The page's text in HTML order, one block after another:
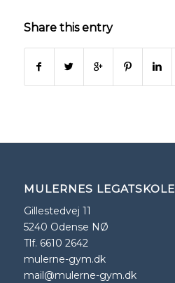
Share this entry
MULERNES LEGATSKOLE
Gillestedvej 11
5240 Odense NØ
Tlf. 6610 2642
mulerne-gym.dk
mail@mulerne-gym.dk